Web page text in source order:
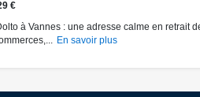
€
à Vannes : une adresse calme en retrait
En savoir plus